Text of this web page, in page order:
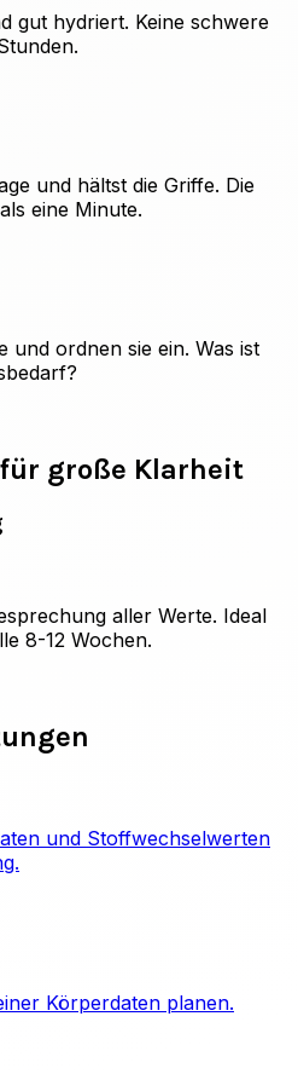
gut hydriert. Keine schwere
und hältst die Griffe. Die
eine Minute.
und ordnen sie ein. Was ist
große Klarheit
aller Werte. Ideal
8-12 Wochen.
und Stoffwechselwerten
Körperdaten planen.